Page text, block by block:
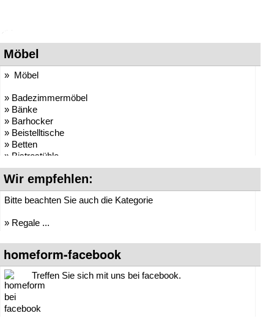
Möbel
» Möbel
» Badezimmermöbel
» Bänke
» Barhocker
» Beistelltische
» Betten
» Bistrostühle
» Bistrotische
» Boxspringbetten
» Bürocontainer
» Büromöbel
» Cafehausmöbel
» Couchtische
» Drehsessel
» Esstische
» Fernsehsessel
» Gästebetten
» Garderoben
Wir empfehlen:
Bitte beachten Sie auch die Kategorie
» Regale ...
homeform-facebook
Treffen Sie sich mit uns bei facebook.